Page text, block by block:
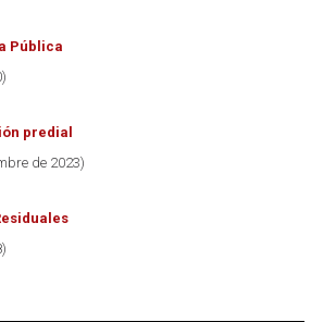
Pública
predial
de 2023)